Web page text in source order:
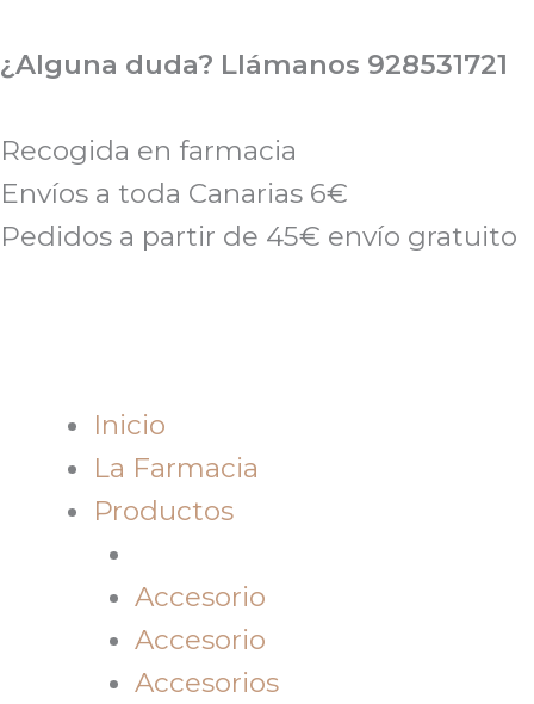
al
¿Alguna duda? Llámanos 928531721
Recogida en farmacia
Envíos a toda Canarias 6€
Pedidos a partir de 45€ envío gratuito
Inicio
La Farmacia
Productos
Accesorio
Accesorio
Accesorios